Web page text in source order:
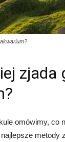
zjada
omówimy, co
metody